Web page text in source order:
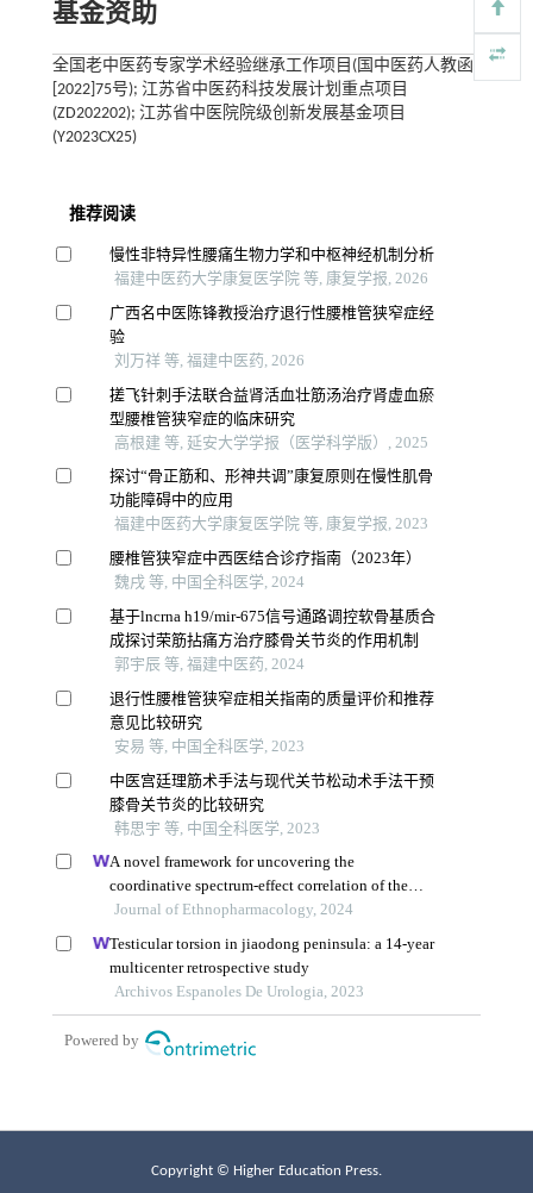
基金资助
全国老中医药专家学术经验继承工作项目(国中医药人教函
[2022]75号); 江苏省中医药科技发展计划重点项目
(ZD202202); 江苏省中医院院级创新发展基金项目
(Y2023CX25)
Copyright © Higher Education Press.